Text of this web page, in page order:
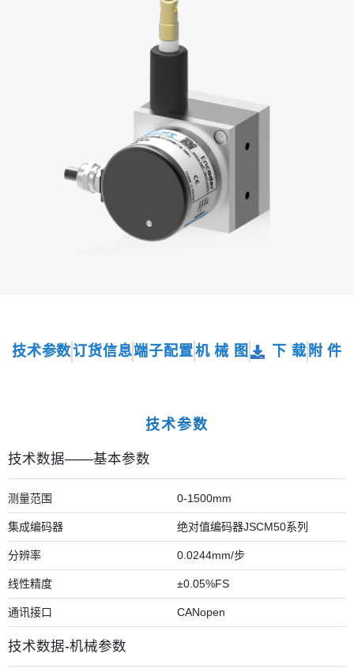
技术参数订货信息端子配置机 械 图 下 载 附 件
技术参数
技术数据——基本参数
测量范围 0-1500mm
集成编码器 绝对值编码器JSCM50系列
分辨率 0.0244mm/步
线性精度 ±0.05%FS
通讯接口 CANopen
技术数据-机械参数